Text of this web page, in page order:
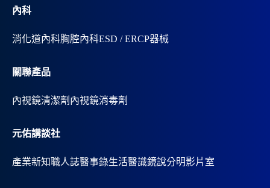
內科
消化道內科胸腔內科ESD / ERCP器械
關聯產品
內視鏡清潔劑 內視鏡消毒劑
元佑講談社
產業新知職人誌醫事錄生活醫識鏡說分明影片室